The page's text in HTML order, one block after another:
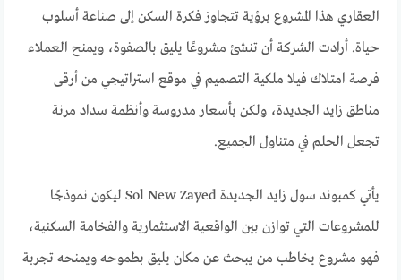
العقاري هذا المشروع برؤية تتجاوز فكرة السكن إلى صناعة أسلوب
حياة. أرادت الشركة أن تنشئ مشروعًا يليق بالصفوة، ويمنح العملاء
فرصة امتلاك فيلا ملكية التصميم في موقع استراتيجي من أرقى
مناطق زايد الجديدة، ولكن بأسعار مدروسة وأنظمة سداد مرنة
تجعل الحلم في متناول الجميع.
يأتي كمبوند سول زايد الجديدة Sol New Zayed ليكون نموذجًا
للمشروعات التي توازن بين الواقعية الاستثمارية والفخامة السكنية،
فهو مشروع يخاطب من يبحث عن مكان يليق بطموحه ويمنحه تجربة